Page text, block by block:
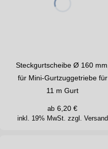
Steckgurtscheibe Ø 160 mm,
für Mini-Gurtzuggetriebe für
11 m Gurt
inkl. 19% MwSt. zzgl. Versand
ab 6,20 €